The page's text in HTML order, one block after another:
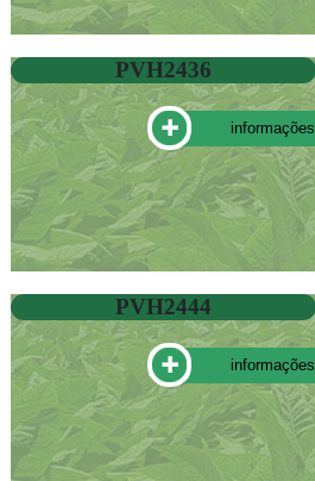
PVH2436
informações
PVH2444
informações